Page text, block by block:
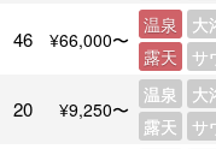
46 ¥66,000〜
温泉
大
露天
サ
20 ¥9,250〜
温泉
大
露天
サ